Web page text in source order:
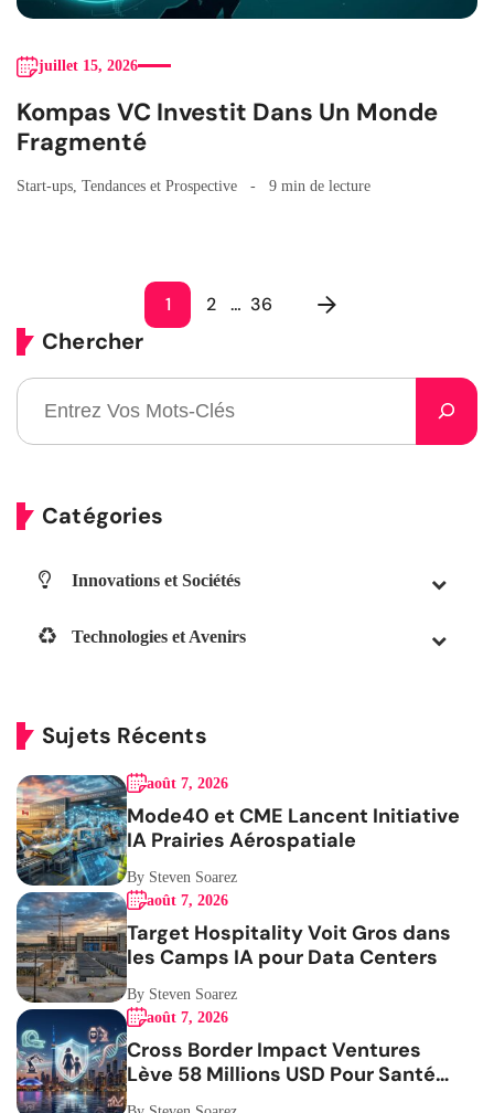
juillet 15, 2026
Kompas VC Investit Dans Un Monde
Fragmenté
Start-ups Tendances et Prospective 9 min de lecture
1 2 … 36
Chercher
Catégories
Innovations et Sociétés
Technologies et Avenirs
Sujets Récents
août 7, 2026
Mode40 et CME Lancent Initiative
IA Prairies Aérospatiale
By Steven Soarez
août 7, 2026
Target Hospitality Voit Gros dans
les Camps IA pour Data Centers
By Steven Soarez
août 7, 2026
Cross Border Impact Ventures
Lève 58 Millions USD Pour Santé